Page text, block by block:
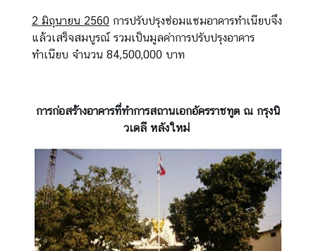
2 มิถุนายน 2560 การปรับปรุงซ่อมแซมอาคารทำเนียบจึง
แล้วเสร็จสมบูรณ์ รวมเป็นมูลค่าการปรับปรุงอาคาร
ทำเนียบ จำนวน 84,500,000 บาท
การก่อสร้างอาคารที่ทำการสถานเอกอัครราชทูต ณ กรุงนิ
วเดลี หลังใหม่